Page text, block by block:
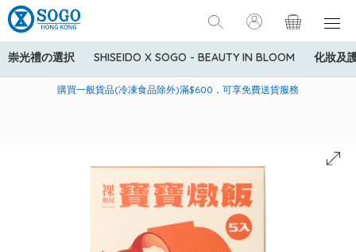
崇光禮の選択 SHISEIDO X SOGO - BEAUTY IN BLOOM 化妝及
美國運通Explorer®信用卡會員購物禮遇：高達5%簽賬回贈！
購買一般貨品(冷凍食品除外)滿$600，可享免費送貨服務
寄送中國內地服務只適用於指定商品，若訂單金額少於HK$600(折